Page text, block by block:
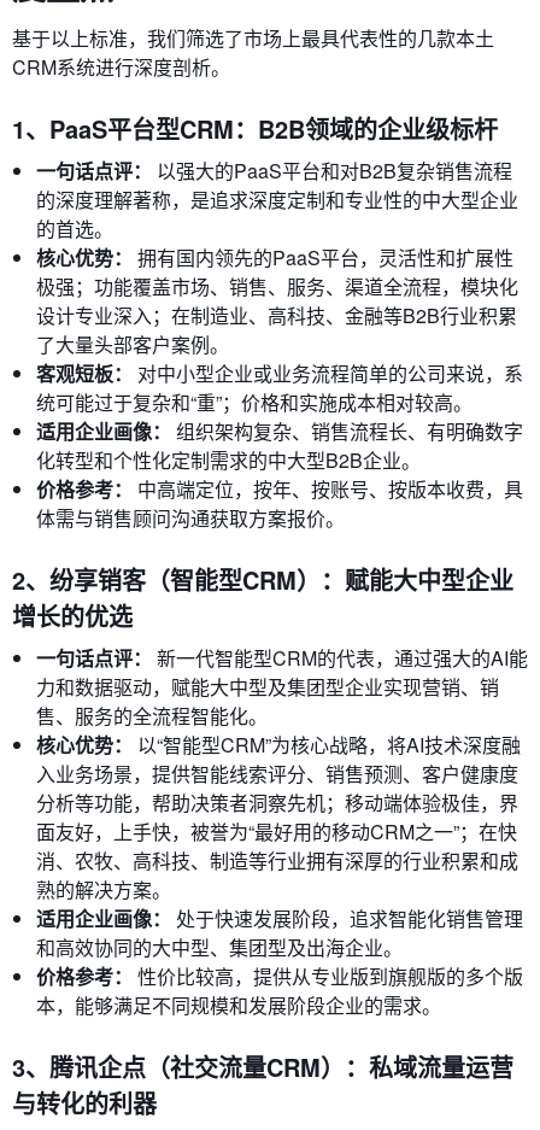
基于以上标准，我们筛选了市场上最具代表性的几款本土
CRM系统进行深度剖析。
1、PaaS平台型CRM：B2B领域的企业级标杆
一句话点评：
以强大的PaaS平台和对B2B复杂销售流程
的深度理解著称，是追求深度定制和专业性的中大型企业
的首选。
核心优势：
拥有国内领先的PaaS平台，灵活性和扩展性
极强；功能覆盖市场、销售、服务、渠道全流程，模块化
设计专业深入；在制造业、高科技、金融等B2B行业积累
了大量头部客户案例。
客观短板：
对中小型企业或业务流程简单的公司来说，系
统可能过于复杂和“重”；价格和实施成本相对较高。
适用企业画像：
组织架构复杂、销售流程长、有明确数字
化转型和个性化定制需求的中大型B2B企业。
价格参考：
中高端定位，按年、按账号、按版本收费，具
体需与销售顾问沟通获取方案报价。
2、纷享销客（智能型CRM）：赋能大中型企业
增长的优选
一句话点评：
新一代智能型CRM的代表，通过强大的AI能
力和数据驱动，赋能大中型及集团型企业实现营销、销
售、服务的全流程智能化。
核心优势：
以“智能型CRM”为核心战略，将AI技术深度融
入业务场景，提供智能线索评分、销售预测、客户健康度
分析等功能，帮助决策者洞察先机；移动端体验极佳，界
面友好，上手快，被誉为“最好用的移动CRM之一”；在快
消、农牧、高科技、制造等行业拥有深厚的行业积累和成
熟的解决方案。
适用企业画像：
处于快速发展阶段，追求智能化销售管理
和高效协同的大中型、集团型及出海企业。
价格参考：
性价比较高，提供从专业版到旗舰版的多个版
本，能够满足不同规模和发展阶段企业的需求。
3、腾讯企点（社交流量CRM）：私域流量运营
与转化的利器